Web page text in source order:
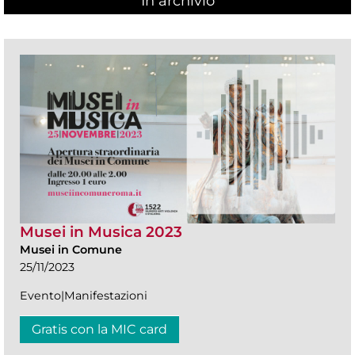
Musei in Musica 2023
Musei in Comune
25/11/2023
Evento|Manifestazioni
Gratis con la MIC card